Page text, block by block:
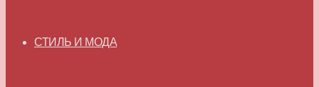
СТИЛЬ И МОДА